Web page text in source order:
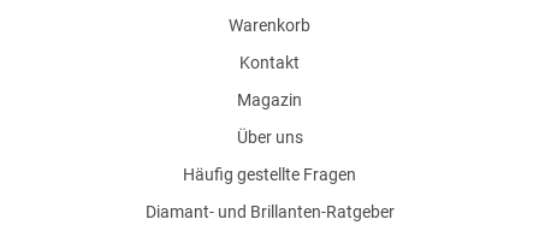
Warenkorb
Kontakt
Magazin
Über uns
Häufig gestellte Fragen
Diamant- und Brillanten-Ratgeber